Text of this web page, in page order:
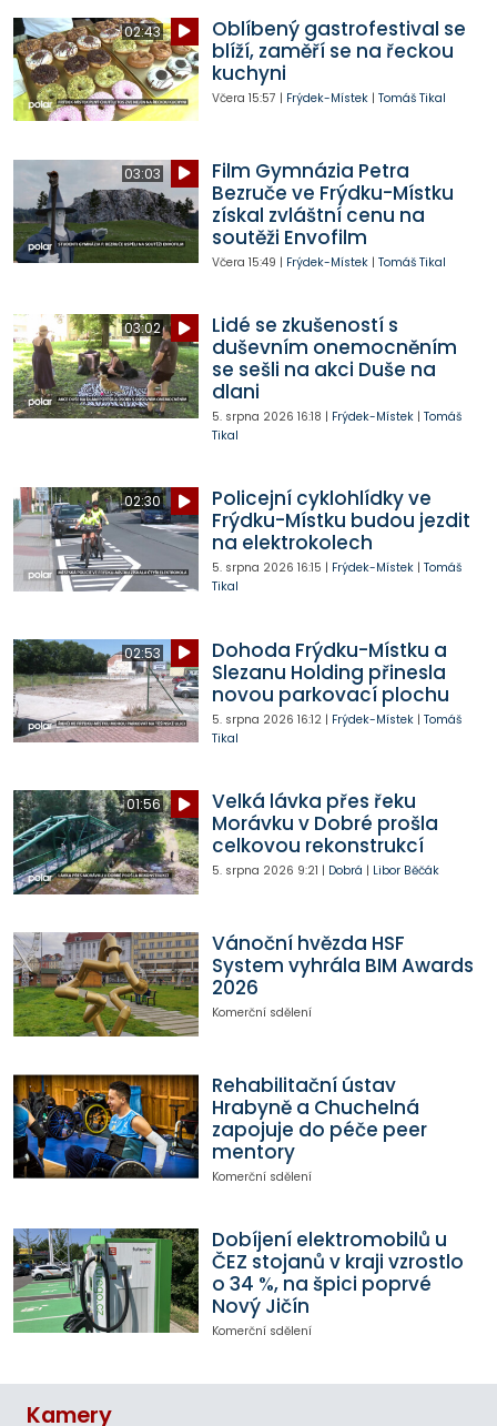
02:43
Oblíbený gastrofestival se
blíží, zaměří se na řeckou
kuchyni
Včera 15:57 | Frýdek-Místek| Tomáš Tikal
03:03
Film Gymnázia Petra
Bezruče ve Frýdku-Místku
získal zvláštní cenu na
soutěži Envofilm
Včera 15:49 | Frýdek-Místek| Tomáš Tikal
03:02
Lidé se zkušeností s
duševním onemocněním
se sešli na akci Duše na
dlani
5. srpna 2026 16:18 | Frýdek-Místek| Tomáš
Tikal
02:30
Policejní cyklohlídky ve
Frýdku-Místku budou jezdit
na elektrokolech
5. srpna 2026 16:15 | Frýdek-Místek| Tomáš
Tikal
02:53
Dohoda Frýdku-Místku a
Slezanu Holding přinesla
novou parkovací plochu
5. srpna 2026 16:12| Frýdek-Místek| Tomáš
Tikal
01:56
Velká lávka přes řeku
Morávku v Dobré prošla
celkovou rekonstrukcí
5. srpna 2026 9:21 | Dobrá | Libor Běčák
Vánoční hvězda HSF
System vyhrála BIM Awards
2026
Komerční sdělení
Rehabilitační ústav
Hrabyně a Chuchelná
zapojuje do péče peer
mentory
Komerční sdělení
Dobíjení elektromobilů u
ČEZ stojanů v kraji vzrostlo
o 34 %, na špici poprvé
Nový Jičín
Komerční sdělení
Kamery